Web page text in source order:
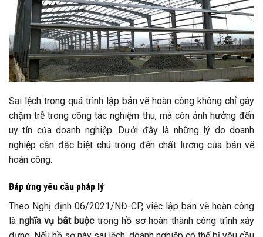
Sai lệch trong quá trình lập bản vẽ hoàn công không chỉ gây
chậm trễ trong công tác nghiệm thu, mà còn ảnh hưởng đến
uy tín của doanh nghiệp. Dưới đây là những lý do doanh
nghiệp cần đặc biệt chú trọng đến chất lượng của bản vẽ
hoàn công:
Đáp ứng yêu cầu pháp lý
Theo Nghị định 06/2021/NĐ-CP, việc lập bản vẽ hoàn công
là nghĩa vụ bắt buộctrong hồ sơ hoàn thành công trình xây